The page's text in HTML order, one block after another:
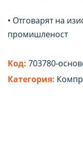
• Отговарят на
промишленост
Код: 703780-
Категория: